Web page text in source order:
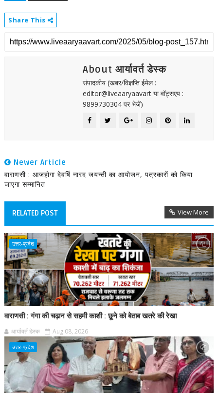
Share This
About आर्यावर्त डेस्क
संपादकीय (खबर/विज्ञप्ति ईमेल :
editor@liveaaryaavart या वॉट्सएप :
9899730304 पर भेजें)
Newer Article
वाराणसी : आजहोगा देवर्षि नारद जयन्ती का आयोजन, पत्रकारों को किया
जाएगा सम्मानित
RELATED POST View More
उत्तर-प्रदेश
वाराणसी : गंगा की चढ़ान से सहमी काशी : छूने को बेताब खतरे की रेखा
आर्यावर्त डेस्क Aug 08, 2026
उत्तर-प्रदेश